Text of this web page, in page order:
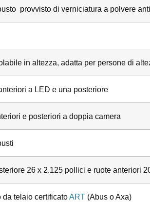
provvisto di verniciatura a polvere
in altezza, adatta per persone di
a LED e una posteriore
e posteriori a doppia camera
26 x 2.125 pollici e ruote anteriori
da telaio certificatoART (Abus o Axa)